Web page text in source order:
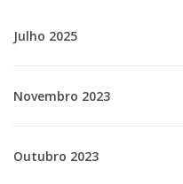
Julho 2025
Novembro 2023
Outubro 2023